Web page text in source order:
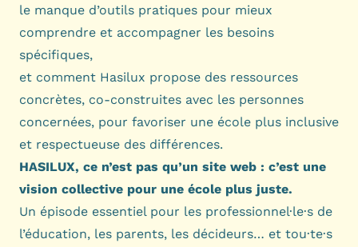
le manque d’outils pratiques pour mieux
comprendre et accompagner les besoins
spécifiques,
et comment Hasilux propose des ressources
concrètes, co-construites avec les personnes
concernées, pour favoriser une école plus inclusive
et respectueuse des différences.
HASILUX, ce n’est pas qu’un site web : c’est une
vision collective pour une école plus juste.
Un épisode essentiel pour les professionnel·le·s de
l’éducation, les parents, les décideurs… et tou·te·s